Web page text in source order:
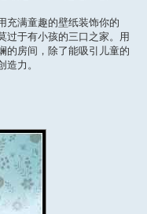
满童趣的壁纸装饰你的
过于有小孩的三口之家。用
的房间，除了能吸引儿童的
力。